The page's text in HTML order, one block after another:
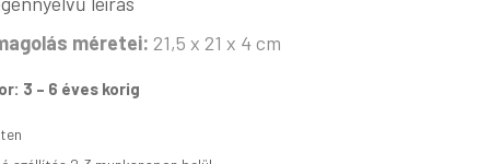
méretei: 21,5 x 21 x 4 cm
3 – 6 éves korig